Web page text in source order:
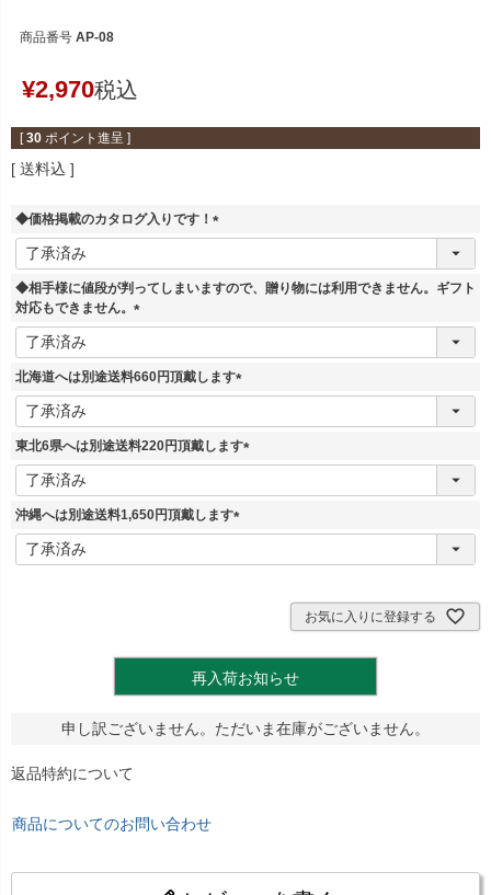
商品番号 AP-08
¥2,970税込
[ 30 ポイント進呈 ]
送料込
◆価格掲載のカタログ入りです！
(
須
◆相手様に値段が判ってしまいますので、贈り物には利用できません。ギフト
対応もできません。
(
須
北海道へは別途送料660円頂戴します
(
須
東北6県へは別途送料220円頂戴します
(
沖縄へは別途送料1,650円頂戴します
(
お気に入りに登録する
再入荷お知らせ
申し訳ございません。ただいま在庫がございません。
返品特約について
商品についてのお問い合わせ